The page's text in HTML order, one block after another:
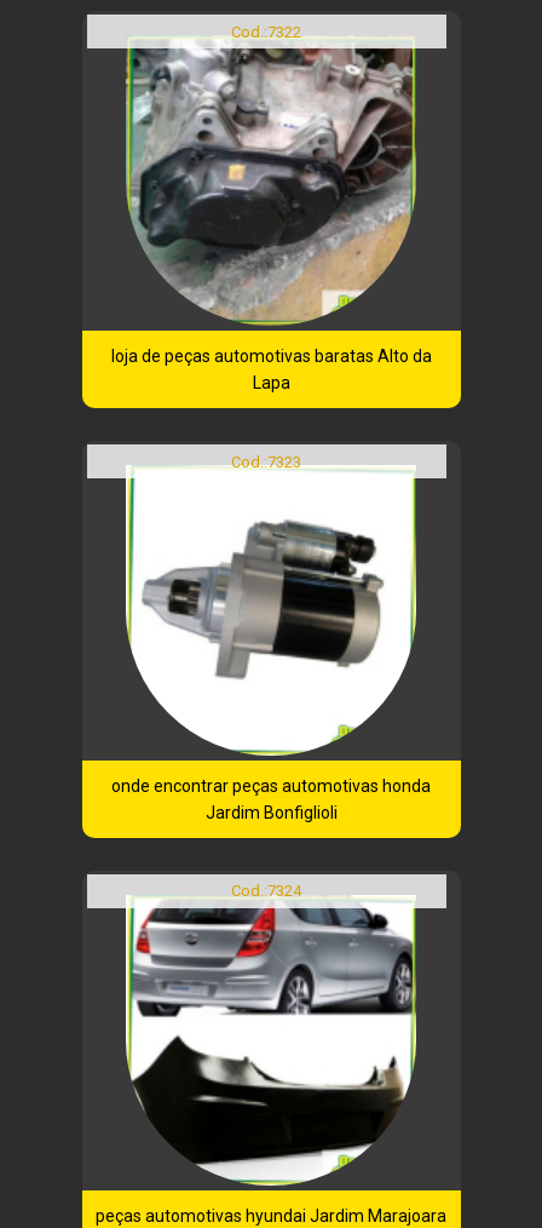
Cod.:7322
loja de peças automotivas baratas Alto da
Lapa
Cod.:7323
onde encontrar peças automotivas honda
Jardim Bonfiglioli
Cod.:7324
peças automotivas hyundai Jardim Marajoara